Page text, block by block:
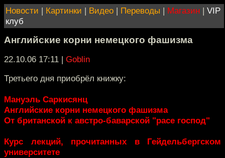
Новости | Картинки | Видео | Переводы | Магазин | VIP
клуб
Английские корни немецкого фашизма
22.10.06 17:11 | Goblin
Третьего дня приобрёл книжку:
Мануэль Саркисянц
Английские корни немецкого фашизма
От британской к австро-баварской "расе господ"
Курс лекций, прочитанных в Гейдельбергском
университете